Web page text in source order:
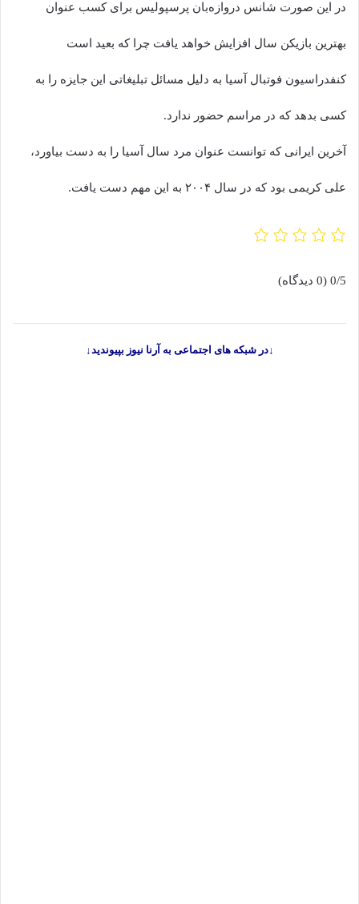
در این صورت شانس دروازه‌بان پرسپولیس برای کسب عنوان
بهترین بازیکن سال افزایش خواهد یافت چرا که بعید است
کنفدراسیون فوتبال آسیا به دلیل مسائل تبلیغاتی این جایزه را به
کسی بدهد که در مراسم حضور ندارد.
آخرین ایرانی که توانست عنوان مرد سال آسیا را به دست بیاورد،
علی کریمی بود که در سال ۲۰۰۴ به این مهم دست یافت.
0/5 (0 دیدگاه)
↓در شبکه های اجتماعی به آرنا نیوز بپیوندید↓